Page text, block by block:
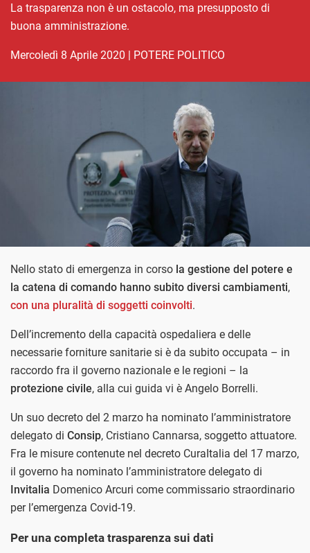
La trasparenza non è un ostacolo, ma presupposto di
buona amministrazione.
mercoledì 8 Aprile 2020 | POTERE POLITICO
Nello stato di emergenza in corso la gestione del potere e
la catena di comando hanno subito diversi cambiamenti,
con una pluralità di soggetti coinvolti.
Dell’incremento della capacità ospedaliera e delle
necessarie forniture sanitarie si è da subito occupata – in
raccordo fra il governo nazionale e le regioni – la
protezione civile, alla cui guida vi è Angelo Borrelli.
Un suo decreto del 2 marzo ha nominato l’amministratore
delegato di Consip, Cristiano Cannarsa, soggetto attuatore.
Fra le misure contenute nel decreto CuraItalia del 17 marzo,
il governo ha nominato l’amministratore delegato di
Invitalia Domenico Arcuri come commissario straordinario
per l’emergenza Covid-19.
Per una completa trasparenza sui dati